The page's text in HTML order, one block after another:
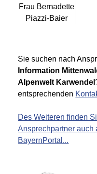
Frau Bernadette
Piazzi-Baier
Sie suchen nach
Information
Alpenwelt Karwendel
entsprechenden
Des Weiteren finden
Ansprechpartner auch
BayernPortal...